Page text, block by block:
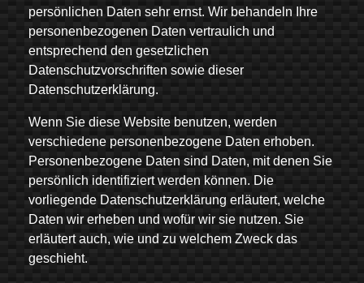
persönlichen Daten sehr ernst. Wir behandeln Ihre
personenbezogenen Daten vertraulich und
entsprechend den gesetzlichen
Datenschutzvorschriften sowie dieser
Datenschutzerklärung.
Wenn Sie diese Website benutzen, werden
verschiedene personenbezogene Daten erhoben.
Personenbezogene Daten sind Daten, mit denen Sie
persönlich identifiziert werden können. Die
vorliegende Datenschutzerklärung erläutert, welche
Daten wir erheben und wofür wir sie nutzen. Sie
erläutert auch, wie und zu welchem Zweck das
geschieht.